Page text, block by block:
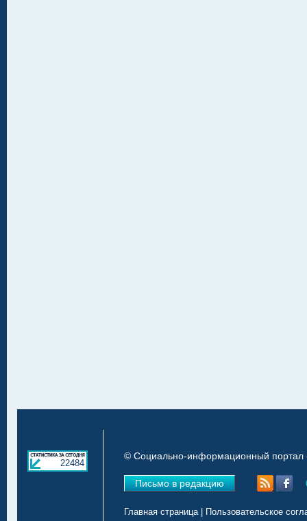
22484
© Социально-информационный портал
Письмо в редакцию
Главная страница| Пользовательское